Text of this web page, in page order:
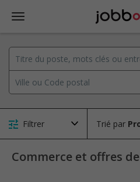
Filtrer Trié par
Commerce et offres